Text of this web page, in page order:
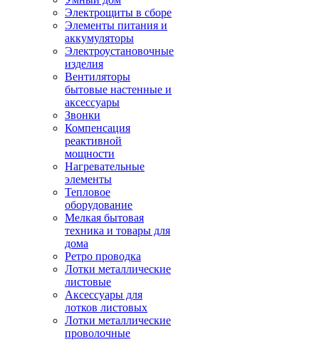
Электрощиты в сборе
Элементы питания и
аккумуляторы
Электроустановочные
изделия
Вентиляторы
бытовые настенные и
аксессуары
Звонки
Компенсация
реактивной
мощности
Нагревательные
элементы
Тепловое
оборудование
Мелкая бытовая
техника и товары для
дома
Ретро проводка
Лотки металлические
листовые
Аксессуары для
лотков листовых
Лотки металлические
проволочные